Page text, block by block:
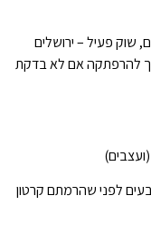
שוק פעיל – ירושלים
להרפתקה אם לא בדקת
לפני שהרמתם קרטון